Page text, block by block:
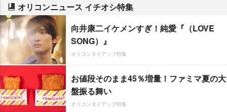
オリコンニュース イチオシ特集
向井康二イケメンすぎ！純愛『（LOVE
SONG）』
オリコンタイアップ特集
お値段そのまま45％増量！ファミマ夏の大
盤振る舞い
オリコンタイアップ特集